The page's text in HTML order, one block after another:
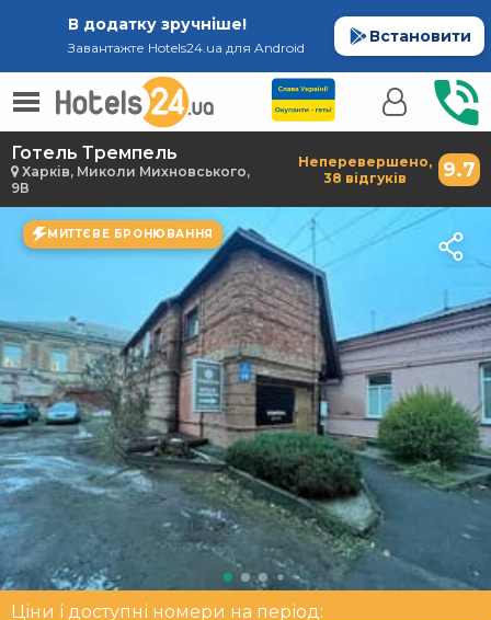
В додатку зручніше!
Завантажте Hotels24.ua для Android
Встановити
Готель Тремпель
Харків, Миколи Михновського,
9В
Неперевершено, 9.7
38 відгуків
МИТТЄВЕ БРОНЮВАННЯ
Ціни і доступні номери на період: